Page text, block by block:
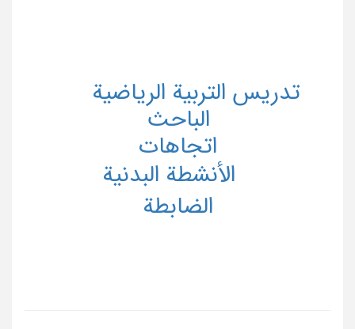
اتجاهات
الأنشطة البدنیة
الباحث
الضابطة
تدریس التربیة الریاضیة